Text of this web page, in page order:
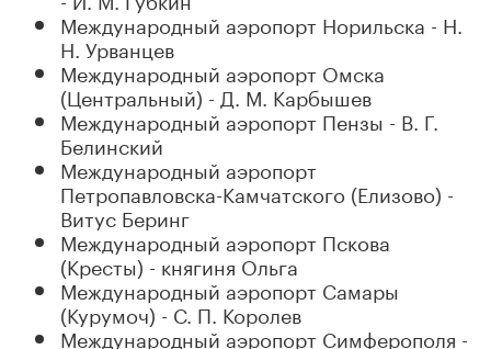
Международный аэропорт Норильска - Н.
Н. Урванцев
Международный аэропорт Омска
(Центральный) - Д. М. Карбышев
Международный аэропорт Пензы - В. Г.
Белинский
Международный аэропорт
Петропавловска-Камчатского (Елизово) -
Витус Беринг
Международный аэропорт Пскова
(Кресты) - княгиня Ольга
Международный аэропорт Самары
(Курумоч) - С. П. Королев
Международный аэропорт Симферополя -